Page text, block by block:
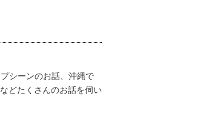
シーンのお話、沖縄で
どたくさんのお話を伺い